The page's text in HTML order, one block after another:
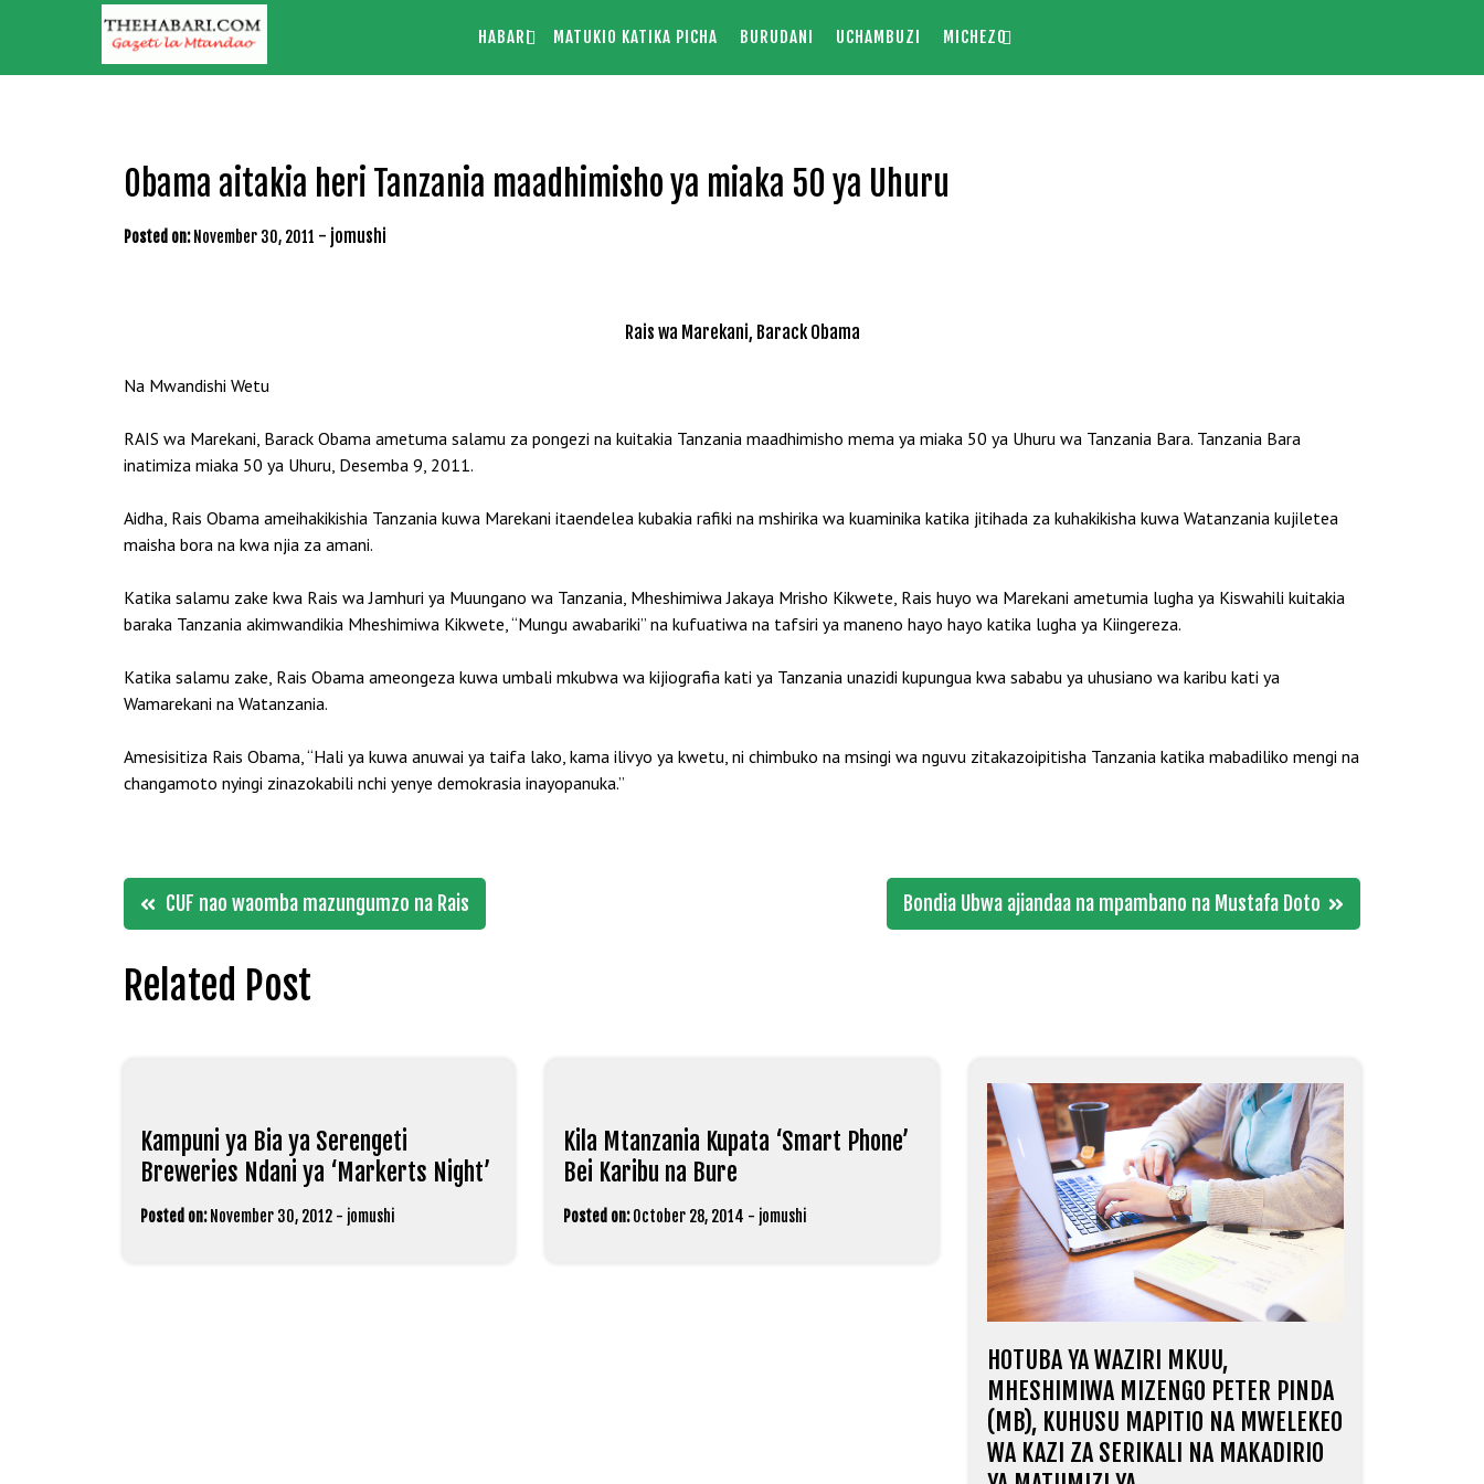
HABARI MATUKIO KATIKA PICHA BURUDANI UCHAMBUZI MICHEZO
Obama aitakia heri Tanzania maadhimisho ya miaka 50 ya Uhuru
Posted on: November 30, 2011 - jomushi
Rais wa Marekani, Barack Obama
Na Mwandishi Wetu
RAIS wa Marekani, Barack Obama ametuma salamu za pongezi na kuitakia Tanzania maadhimisho mema ya miaka 50 ya Uhuru wa Tanzania Bara. Tanzania Bara
inatimiza miaka 50 ya Uhuru, Desemba 9, 2011.
Aidha, Rais Obama ameihakikishia Tanzania kuwa Marekani itaendelea kubakia rafiki na mshirika wa kuaminika katika jitihada za kuhakikisha kuwa Watanzania kujiletea
maisha bora na kwa njia za amani.
Katika salamu zake kwa Rais wa Jamhuri ya Muungano wa Tanzania, Mheshimiwa Jakaya Mrisho Kikwete, Rais huyo wa Marekani ametumia lugha ya Kiswahili kuitakia
baraka Tanzania akimwandikia Mheshimiwa Kikwete, “Mungu awabariki” na kufuatiwa na tafsiri ya maneno hayo hayo katika lugha ya Kiingereza.
Katika salamu zake, Rais Obama ameongeza kuwa umbali mkubwa wa kijiografia kati ya Tanzania unazidi kupungua kwa sababu ya uhusiano wa karibu kati ya
Wamarekani na Watanzania.
Amesisitiza Rais Obama, “Hali ya kuwa anuwai ya taifa lako, kama ilivyo ya kwetu, ni chimbuko na msingi wa nguvu zitakazoipitisha Tanzania katika mabadiliko mengi na
changamoto nyingi zinazokabili nchi yenye demokrasia inayopanuka.”
Post
navigation
CUF nao waomba mazungumzo na Rais Bondia Ubwa ajiandaa na mpambano na Mustafa Doto
Related Post
Kampuni ya Bia ya Serengeti
Breweries Ndani ya ‘Markerts Night’
Posted on: November 30, 2012 - jomushi
Kila Mtanzania Kupata ‘Smart Phone’
Bei Karibu na Bure
Posted on: October 28, 2014 - jomushi
HOTUBA YA WAZIRI MKUU,
MHESHIMIWA MIZENGO PETER PINDA
(MB), KUHUSU MAPITIO NA MWELEKEO
WA KAZI ZA SERIKALI NA MAKADIRIO